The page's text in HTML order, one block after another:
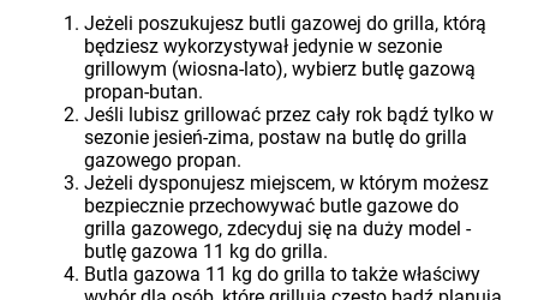
Jeżeli poszukujesz butli gazowej do grilla, którą
będziesz wykorzystywał jedynie w sezonie
grillowym (wiosna-lato), wybierz butlę gazową
propan-butan.
Jeśli lubisz grillować przez cały rok bądź tylko w
sezonie jesień-zima, postaw na butlę do grilla
gazowego propan.
Jeżeli dysponujesz miejscem, w którym możesz
bezpiecznie przechowywać butle gazowe do
grilla gazowego, zdecyduj się na duży model -
butlę gazowa 11 kg do grilla.
Butla gazowa 11 kg do grilla to także właściwy